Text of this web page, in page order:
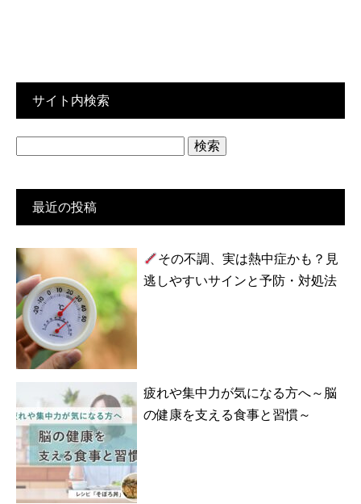
サイト内検索
最近の投稿
その不調、実は熱中症かも？見
逃しやすいサインと予防・対処法
疲れや集中力が気になる方へ～脳
の健康を支える食事と習慣～